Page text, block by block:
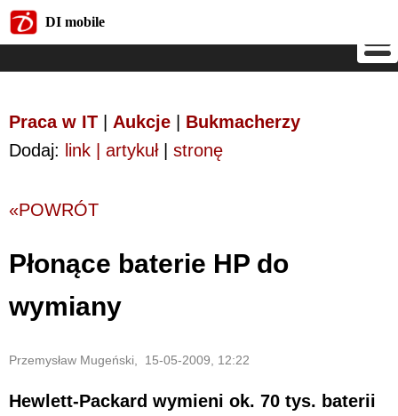
DI mobile
Praca w IT Aukcje
Bukmacherzy
Dodaj: link | artykuł| stronę
«POWRÓT
Płonące baterie HP do
wymiany
Przemysław Mugeński, 15-05-2009, 12:22
Hewlett-Packard wymieni ok. 70 tys. baterii
DI mobile